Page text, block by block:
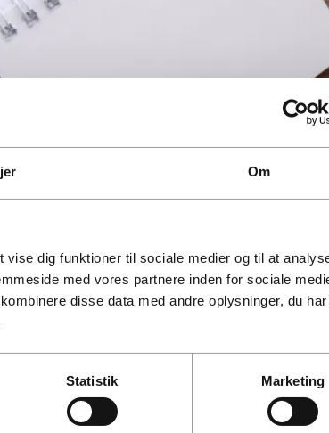
Om
dig funktioner til sociale medier og til at
med vores partnere inden for sociale
disse data med andre oplysninger, du
Statistik Marketing
selvstændig.